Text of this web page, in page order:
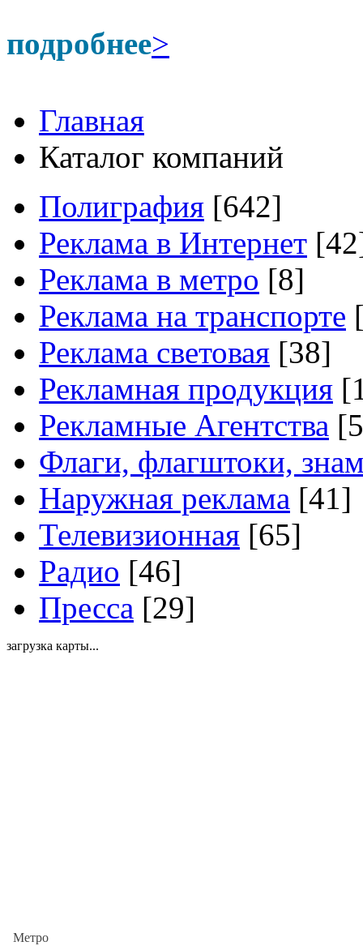
подробнее>
Главная
Каталог компаний
Полиграфия [642]
Реклама в Интернет
Реклама в метро [8]
Реклама на транспорте
Реклама световая [38]
Рекламная продукция
Рекламные Агентства
Флаги, флагштоки,
Наружная реклама [41]
Телевизионная [65]
Радио [46]
Пресса [29]
загрузка карты...
Метро